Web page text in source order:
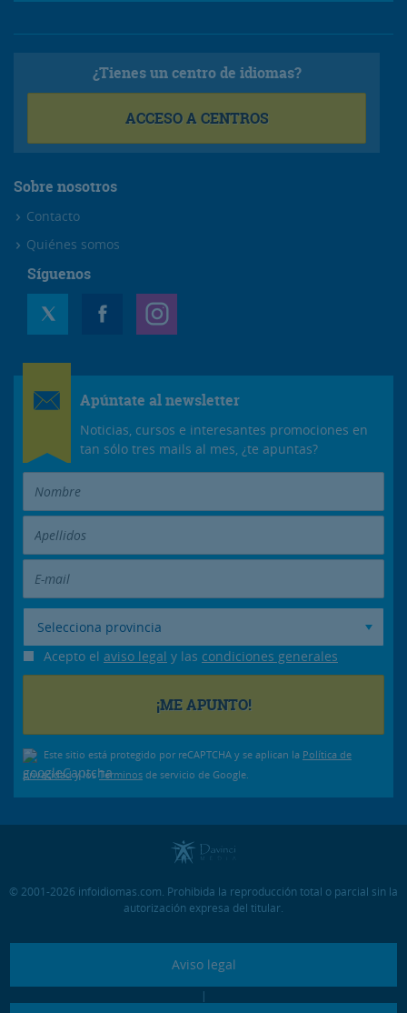
¿Tienes un centro de idiomas?
ACCESO A CENTROS
Sobre nosotros
Contacto
Quiénes somos
Síguenos
Apúntate al newsletter
Noticias, cursos e interesantes promociones en
tan sólo tres mails al mes, ¿te apuntas?
Selecciona provincia
Acepto el aviso legal y las condiciones generales
Este sitio está protegido por reCAPTCHA y se aplican la Política de
privacidady los Términos de servicio de Google.
© 2001-2026 infoidiomas.com. Prohibida la reproducción total o parcial sin la
autorización expresa del titular.
Aviso legal
|